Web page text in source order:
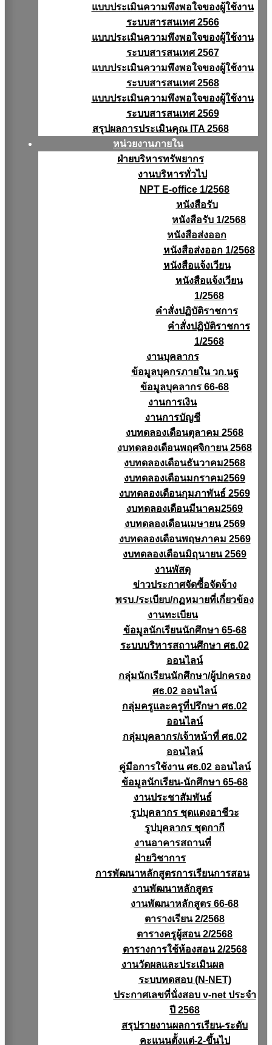
แบบประเมินความพึงพอใจของผู้ใช้งาน
ระบบสารสนเทศ 2566
แบบประเมินความพึงพอใจของผู้ใช้งาน
ระบบสารสนเทศ 2567
แบบประเมินความพึงพอใจของผู้ใช้งาน
ระบบสารสนเทศ 2568
แบบประเมินความพึงพอใจของผู้ใช้งาน
ระบบสารสนเทศ 2569
สรุปผลการประเมินคุณ ITA 2568
หน่วยงานภายใน
ฝ่ายบริหารทรัพยากร
งานบริหารทั่วไป
NPT E-office 1/2568
หนังสือรับ
หนังสือรับ 1/2568
หนังสือส่งออก
หนังสือส่งออก 1/2568
หนังสือแจ้งเวียน
หนังสือเเจ้งเวียน
1/2568
คำสั่งปฏิบัติราชการ
คำสั่งปฏิบัติราชการ
1/2568
งานบุคลากร
ข้อมูลบุคกรภายใน วก.นฐ
ข้อมูลบุคลากร 66-68
งานการเงิน
งานการบัญชี
งบทดลองเดือนตุลาคม 2568
งบทดลองเดือนพฤศจิกายน 2568
งบทดลองเดือนธันวาคม2568
งบทดลองเดือนมกราคม2569
งบทดลองเดือนกุมภาพันธ์ 2569
งบทดลองเดือนมีนาคม2569
งบทดลองเดือนเมษายน 2569
งบทดลองเดือนพฤษภาคม 2569
งบทดลองเดือนมิถุนายน 2569
งานพัสดุ
ข่าวประกาศจัดซื้อจัดจ้าง
พรบ./ระเบียบ/กฏหมายที่เกี่ยวข้อง
งานทะเบียน
ข้อมูลนักเรียนนักศึกษา 65-68
ระบบบริหารสถานศึกษา ศธ.02
ออนไลน์
กลุ่มนักเรียนนักศึกษา/ผู้ปกครอง
ศธ.02 ออนไลน์
กลุ่มครูและครูที่ปรึกษา ศธ.02
ออนไลน์
กลุ่มบุคลากร/เจ้าหน้าที่ ศธ.02
ออนไลน์
คู่มือการใช้งาน ศธ.02 ออนไลน์
ข้อมูลนักเรียน-นักศึกษา 65-68
งานประชาสัมพันธ์
รูปบุคลากร ชุดแดงอาชีวะ
รูปบุคลากร ชุดกากี
งานอาคารสถานที่
ฝ่ายวิชาการ
การพัฒนาหลักสูตรการเรียนการสอน
งานพัฒนาหลักสูตร
งานพัฒนาหลักสูตร 66-68
ตารางเรียน 2/2568
ตารางครูผู้สอน 2/2568
ตารางการใช้ห้องสอน 2/2568
งานวัดผลเเละประเมินผล
ระบบทดสอบ (N-NET)
ประกาศเลขที่นั่งสอบ v-net ประจำ
ปี 2568
สรุปรายงานผลการเรียน-ระดับ
คะแนนตั้งแต่-2-ขึ้นไป